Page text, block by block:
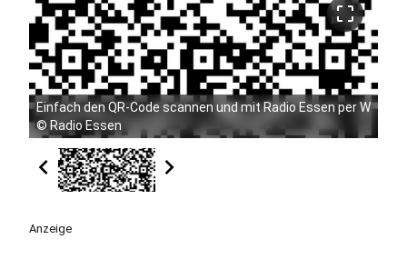
crop_free
Einfach den QR-Code scannen und mit Radio Essen per
© Radio Essen
chevron_left chevron_right
Anzeige